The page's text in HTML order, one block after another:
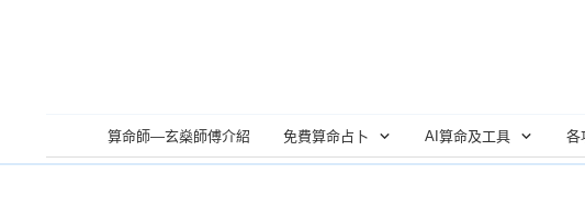
算命師—玄燊師傅介紹 免費算命占卜 AI算命及工具 各